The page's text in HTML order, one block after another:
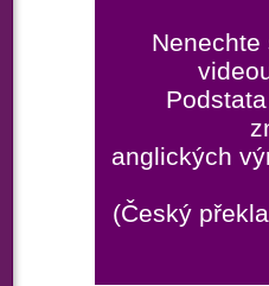
anglických
(Český